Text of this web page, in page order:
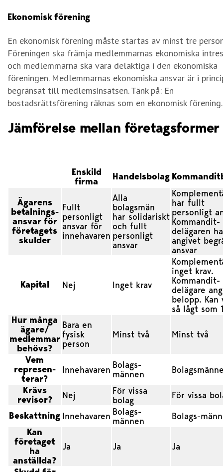
Ekonomisk förening
En ekonomisk förening måste startas av minst tre
Föreningen ska främja medlemmarnas ekonomiska
och medlemmarna ska vara delaktiga i den ekonomiska
föreningen. Medlemmarnas ekonomiska ansvar är i
begränsat till medlemsinsatsen. Tänk på: En
bostadsrättsförening räknas som en ekonomisk förening.
Jämförelse mellan företagsformer
Enskild
firma
Handelsbolag
Ägarens
betalnings-
ansvar för
företagets
skulder
Fullt
personligt
ansvar för
innehavaren
Alla
bolagsmän
har solidariskt
och fullt
personligt
ansvar
har fullt
personligt
Kommandit-
delägaren
angivet
ansvar
Kapital Nej Inget krav
inget krav.
Kommandit-
delägare
belopp. Kan
så lågt som
Hur många
ägare/
medlemmar
behövs?
Bara en
fysisk
person
Minst två Minst två
Vem
represen-
terar?
Innehavaren Bolags-
männen
Krävs
revisor?
Nej
För vissa
bolag
För vissa
Beskattning Innehavaren Bolags-
männen
Bolags-
Kan
företaget
ha
anställda?
Ja Ja Ja